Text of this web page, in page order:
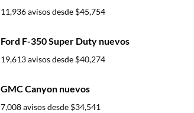
11,936 avisos desde $45,754
Ford F-350 Super Duty nuevos
19,613 avisos desde $40,274
GMC Canyon nuevos
7,008 avisos desde $34,541